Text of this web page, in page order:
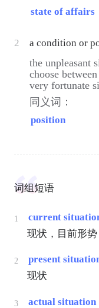
state of affairs
2 a condition or
the unpleasant
choose
very fortunate
同义词：
position
词组短语
1
current
现状，目前形
2
present
现状
3 actual situation